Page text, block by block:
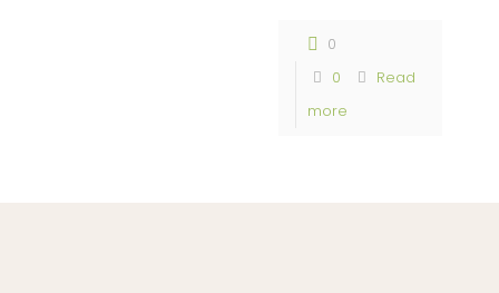
0
0
Read
more